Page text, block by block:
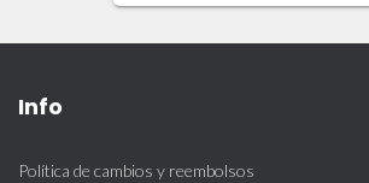
Info
Política de cambios y reembolsos